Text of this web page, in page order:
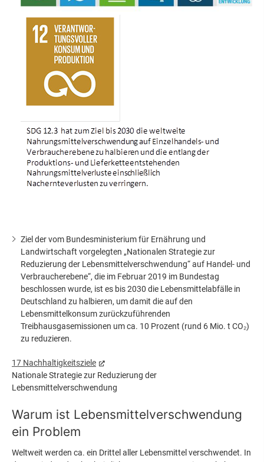
Ziel der vom Bundesministerium für Ernährung und
Landwirtschaft vorgelegten „Nationalen Strategie zur
Reduzierung der Lebensmittelverschwendung“ auf Handel- und
Verbraucherebene“, die im Februar 2019 im Bundestag
beschlossen wurde, ist es bis 2030 die Lebensmittelabfälle in
Deutschland zu halbieren, um damit die auf den
Lebensmittelkonsum zurückzuführenden
Treibhausgasemissionen um ca. 10 Prozent (rund 6 Mio. t CO₂)
zu reduzieren.
17 Nachhaltigkeitsziele
Nationale Strategie zur Reduzierung der
Lebensmittelverschwendung
Warum ist Lebensmittelverschwendung
ein Problem
Weltweit werden ca. ein Drittel aller Lebensmittel verschwendet. In